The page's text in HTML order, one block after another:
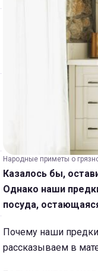
Народные приметы о
Казалось бы,
Однако наши
посуда,
Почему наши
рассказываем в